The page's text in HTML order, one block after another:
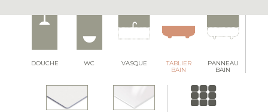
DOUCHE WC VASQUE
TABLIER
BAIN
PANNEAU
BAIN